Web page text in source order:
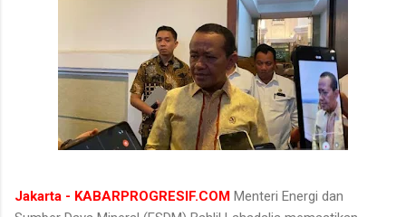
Jakarta - KABARPROGRESIF.COM Menteri Energi dan